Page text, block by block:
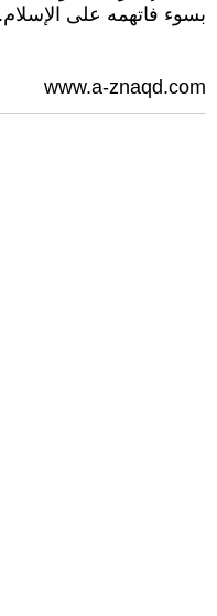
بسوء فاتهمه على
www.a-znaqd.com